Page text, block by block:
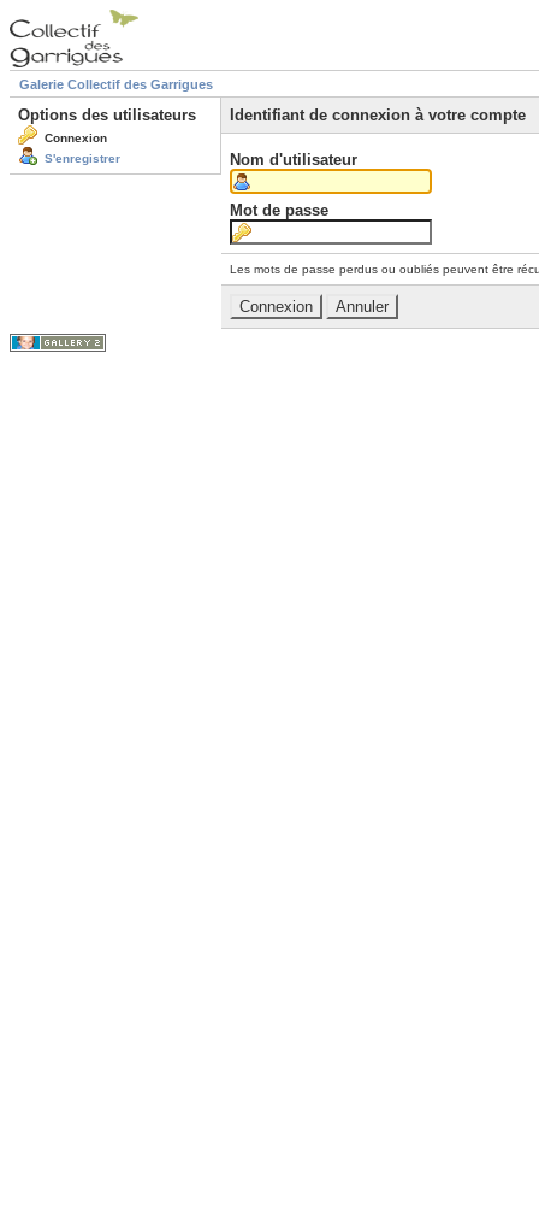
Galerie Collectif des Garrigues
Options des utilisateurs
Connexion
S'enregistrer
Identifiant de connexion à votre compte
Nom d'utilisateur
Mot de passe
Les mots de passe perdus ou oubliés peuvent être